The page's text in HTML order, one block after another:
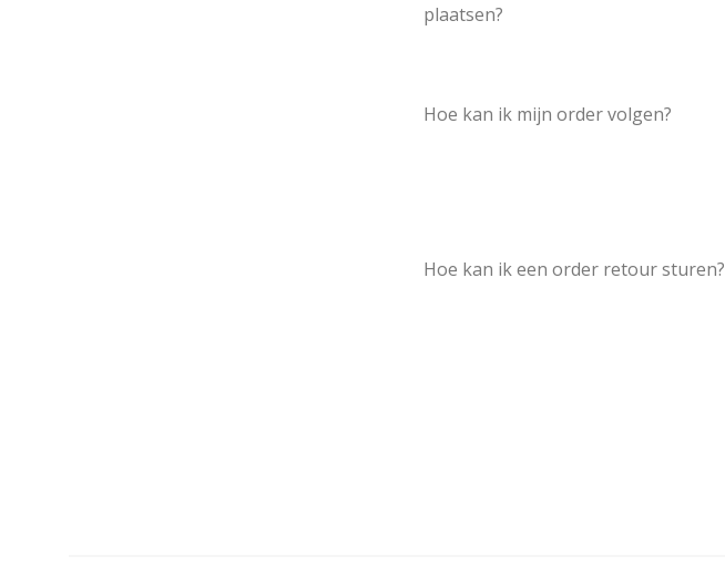
plaatsen?
Hoe kan ik mijn order volgen?
Hoe kan ik een order retour sturen?